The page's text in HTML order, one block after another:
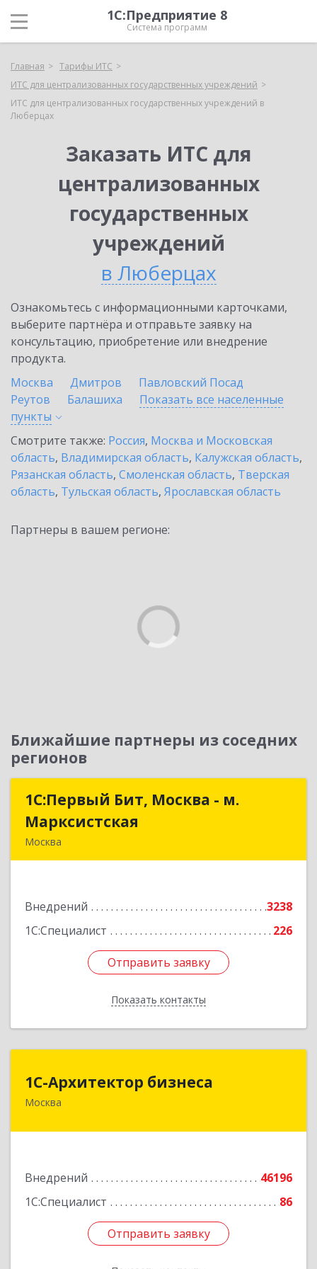
1С:Предприятие 8
Система программ
Главная
Тарифы ИТС
ИТС для централизованных государственных учреждений
ИТС для централизованных государственных учреждений в
Люберцах
Заказать ИТС для
централизованных
государственных
учреждений
в Люберцах
Ознакомьтесь с информационными карточками,
выберите партнёра и отправьте заявку на
консультацию, приобретение или внедрение
продукта.
Москва
Дмитров
Павловский Посад
Реутов
Балашиха
Показать все населенные
пункты
Смотрите также: Россия, Москва и Московская
область, Владимирская область, Калужская область,
Рязанская область, Смоленская область, Тверская
область, Тульская область, Ярославская область
Партнеры в вашем регионе:
Ближайшие партнеры из соседних
регионов
1С:Первый Бит, Москва - м.
Марксистская
Москва
Внедрений
3238
1С:Специалист
226
Отправить заявку
Показать контакты
1С:Первый Бит, Москва - м.
Подробнее
Отправить заявку
Назад
1С-Архитектор бизнеса
Москва
Внедрений
46196
1С:Специалист
86
Отправить заявку
1С-Архитектор бизнеса
115114, Москва г, Кожевнический 2-й пер, дом
Отправить заявку